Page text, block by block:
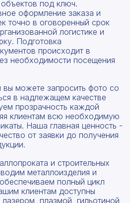
под ключ.
оформление заказа и
точно в оговоренный срок
логистике и
Подготовка
происходит в
необходимости посещения
вы можете запросить фото со
в надлежащем качестве
прозрачность каждой
клиентам всю необходимую
Наша главная ценность -
от заявки до получения
и строительных
металлоизделия и
полный цикл
клиентам доступны
лазером, плазмой, гильотиной,